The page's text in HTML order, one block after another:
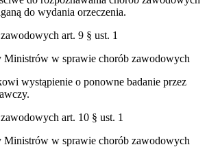
do wydania orzeczenia.
art. 9 § ust. 1
Ministrów w sprawie chorób zawodowych
wystąpienie o ponowne badanie przez
art. 10 § ust. 1
Ministrów w sprawie chorób zawodowych